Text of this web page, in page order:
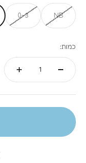
NB
0-3
כמות: